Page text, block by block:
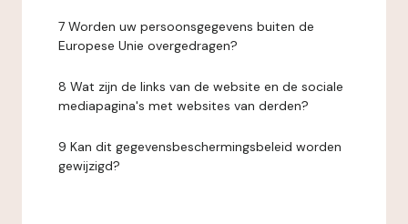
7 Worden uw persoonsgegevens buiten de
Europese Unie overgedragen?
8 Wat zijn de links van de website en de sociale
mediapagina's met websites van derden?
9 Kan dit gegevensbeschermingsbeleid worden
gewijzigd?